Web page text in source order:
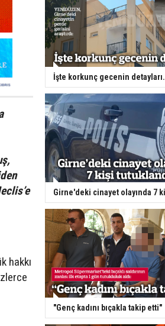
hakkı
İşte korkunç gecenin
Girne'deki cinayet olayında 7
"Genç kadını bıçakla takip etti"